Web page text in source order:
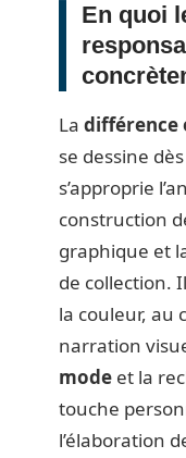
En quoi
La différence
se dessine
s’approprie
construction
graphique et
de collection.
la couleur, au
narration
mode et la
touche
l’élaboration